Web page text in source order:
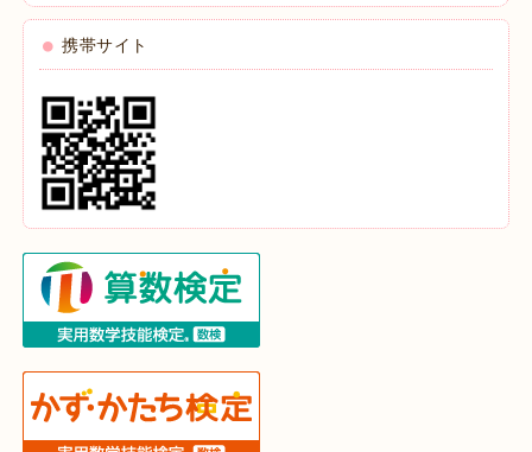
携帯サイト